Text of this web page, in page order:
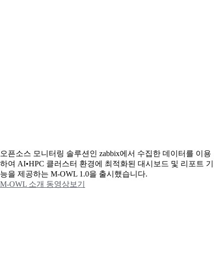
오픈소스 모니터링 솔루션인 zabbix에서 수집한 데이터를 이용
하여 AI•HPC 클러스터 환경에 최적화된 대시보드 및 리포트 기
능을 제공하는 M-OWL 1.0을 출시했습니다.
M-OWL 소개 동영상보기